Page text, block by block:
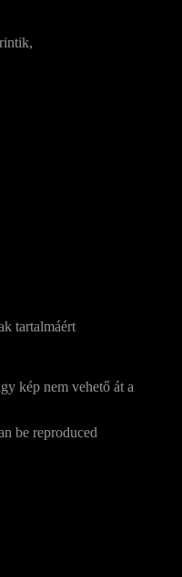
tartalmáért
kép nem vehető át a
be reproduced